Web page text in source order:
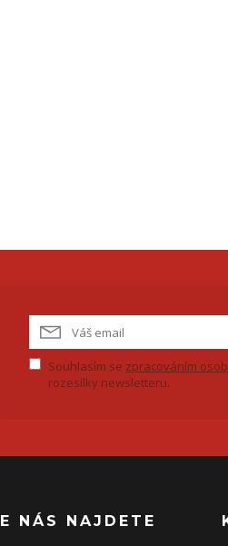
Souhlasím se zpracováním
rozesílky newsletteru.
NÁS NAJDETE